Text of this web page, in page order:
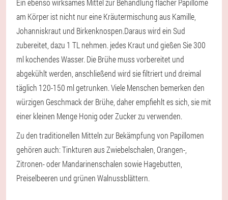
Ein ebenso wirksames Mittel zur Behandlung flacher Papillome
am Körper ist nicht nur eine Kräutermischung aus Kamille,
Johanniskraut und Birkenknospen.Daraus wird ein Sud
zubereitet, dazu 1 TL nehmen. jedes Kraut und gießen Sie 300
ml kochendes Wasser. Die Brühe muss vorbereitet und
abgekühlt werden, anschließend wird sie filtriert und dreimal
täglich 120-150 ml getrunken. Viele Menschen bemerken den
würzigen Geschmack der Brühe, daher empfiehlt es sich, sie mit
einer kleinen Menge Honig oder Zucker zu verwenden.
Zu den traditionellen Mitteln zur Bekämpfung von Papillomen
gehören auch: Tinkturen aus Zwiebelschalen, Orangen-,
Zitronen- oder Mandarinenschalen sowie Hagebutten,
Preiselbeeren und grünen Walnussblättern.